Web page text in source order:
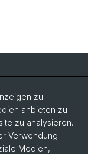
zu
anbieten zu
zu analysieren.
Verwendung
Medien,